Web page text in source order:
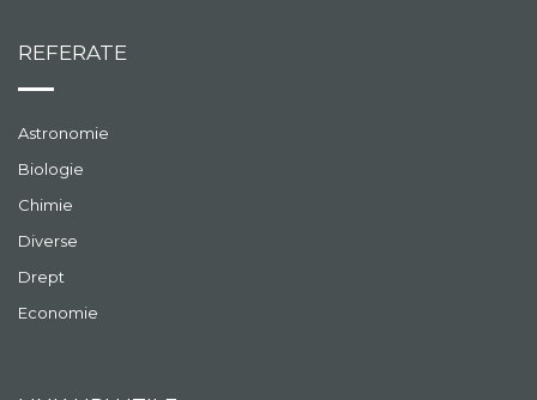
REFERATE
Astronomie
Biologie
Chimie
Diverse
Drept
Economie